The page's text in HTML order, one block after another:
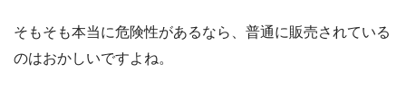
そもそも本当に危険性があるなら、普通に販売されている
のはおかしいですよね。